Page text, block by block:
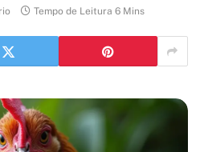
Tempo de Leitura 6 Mins